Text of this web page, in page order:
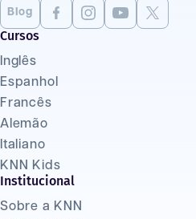
Blog
Cursos
Inglês
Espanhol
Francês
Alemão
Italiano
KNN Kids
Institucional
Sobre a KNN